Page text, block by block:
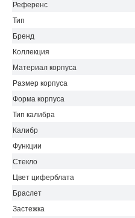
Референс
Тип
Бренд
Коллекция
Материал корпуса
Размер корпуса
Форма корпуса
Тип калибра
Калибр
Функции
Стекло
Цвет циферблата
Браслет
Застежка